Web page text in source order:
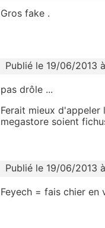
Gros fake .
Publié le 19/06/2013
pas drôle ...
Ferait mieux
megastore soient
Publié le 19/06/2013
Feyech = fais chier en